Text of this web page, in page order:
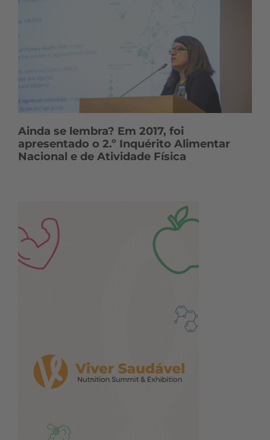
Ainda se lembra? Em 2017, foi
apresentado o 2.º Inquérito Alimentar
Nacional e de Atividade Física